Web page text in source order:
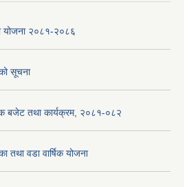
योजना २०८१-२०८६
सूचना
बजेट तथा कार्यक्रम, २०८१-०८२
वडा वार्षिक योजना